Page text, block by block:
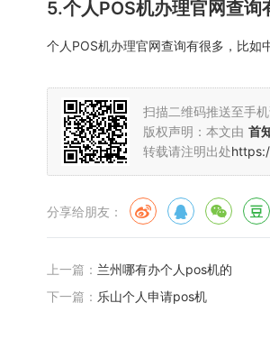
5.个人POS机办理官网查询
个人POS机办理官网查询有很多，比如
扫描二维码推送至手机
版权声明：本文由 首
转载请注明出处
分享给朋友：
上一篇： 兰州哪有办个人pos机的
下一篇： 乐山个人申请pos机